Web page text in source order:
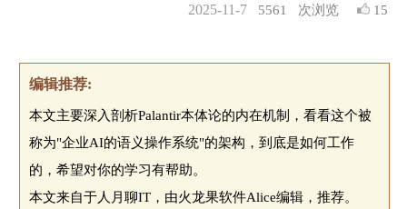
5561 次浏览 15
2025-11-7
编辑推荐:
本文主要深入剖析Palantir本体论的内在机制，看看这个被
称为"企业AI的语义操作系统"的架构，到底是如何工作
的，希望对你的学习有帮助。
本文来自于人月聊IT，由火龙果软件Alice编辑，推荐。